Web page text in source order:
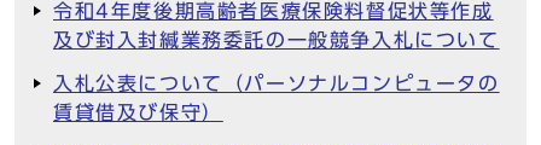
令和4年度後期高齢者医療保険料督促状等作成
及び封入封緘業務委託の一般競争入札について
入札公表について（パーソナルコンピュータの
賃貸借及び保守）